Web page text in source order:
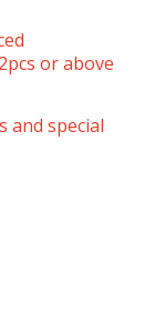
or above
and special